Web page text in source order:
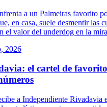
a un Palmeiras favorito
en casa, suele desmentir las
el valor del underdog en la
2026
el cartel de
a Independiente Rivadavia